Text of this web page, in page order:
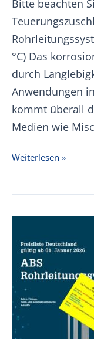
Bitte beachten
°C) Das
durch
Anwendungen
kommt überall
Medien wie
+GF+
C
Weiterlesen »